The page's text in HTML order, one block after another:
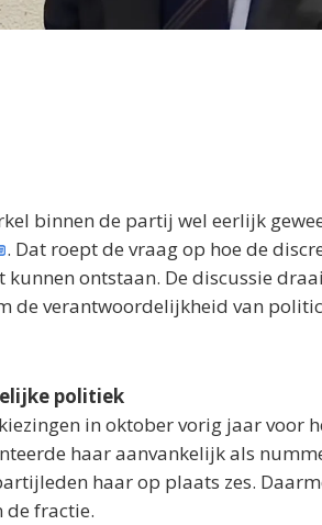
binnen de partij wel eerlijk
. Dat roept de vraag op hoe de
ontstaan. De discussie
de verantwoordelijkheid van
politiek
in oktober vorig jaar voor
haar aanvankelijk als
haar op plaats zes.
de fractie.